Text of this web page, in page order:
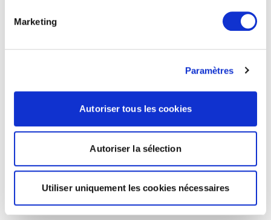
Marketing
Paramètres
Autoriser tous les cookies
Autoriser la sélection
Utiliser uniquement les cookies nécessaires